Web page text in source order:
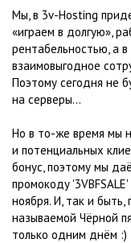
Мы, в 3v-Hosting
«играем в долгую»,
рентабельностью, а
взаимовыгодное
Поэтому сегодня не
на серверы…
Но в то-же время мы
и потенциальных
бонус, поэтому мы
промокоду
ноября. И, так и быть,
называемой Чёрной
только одним днём :)